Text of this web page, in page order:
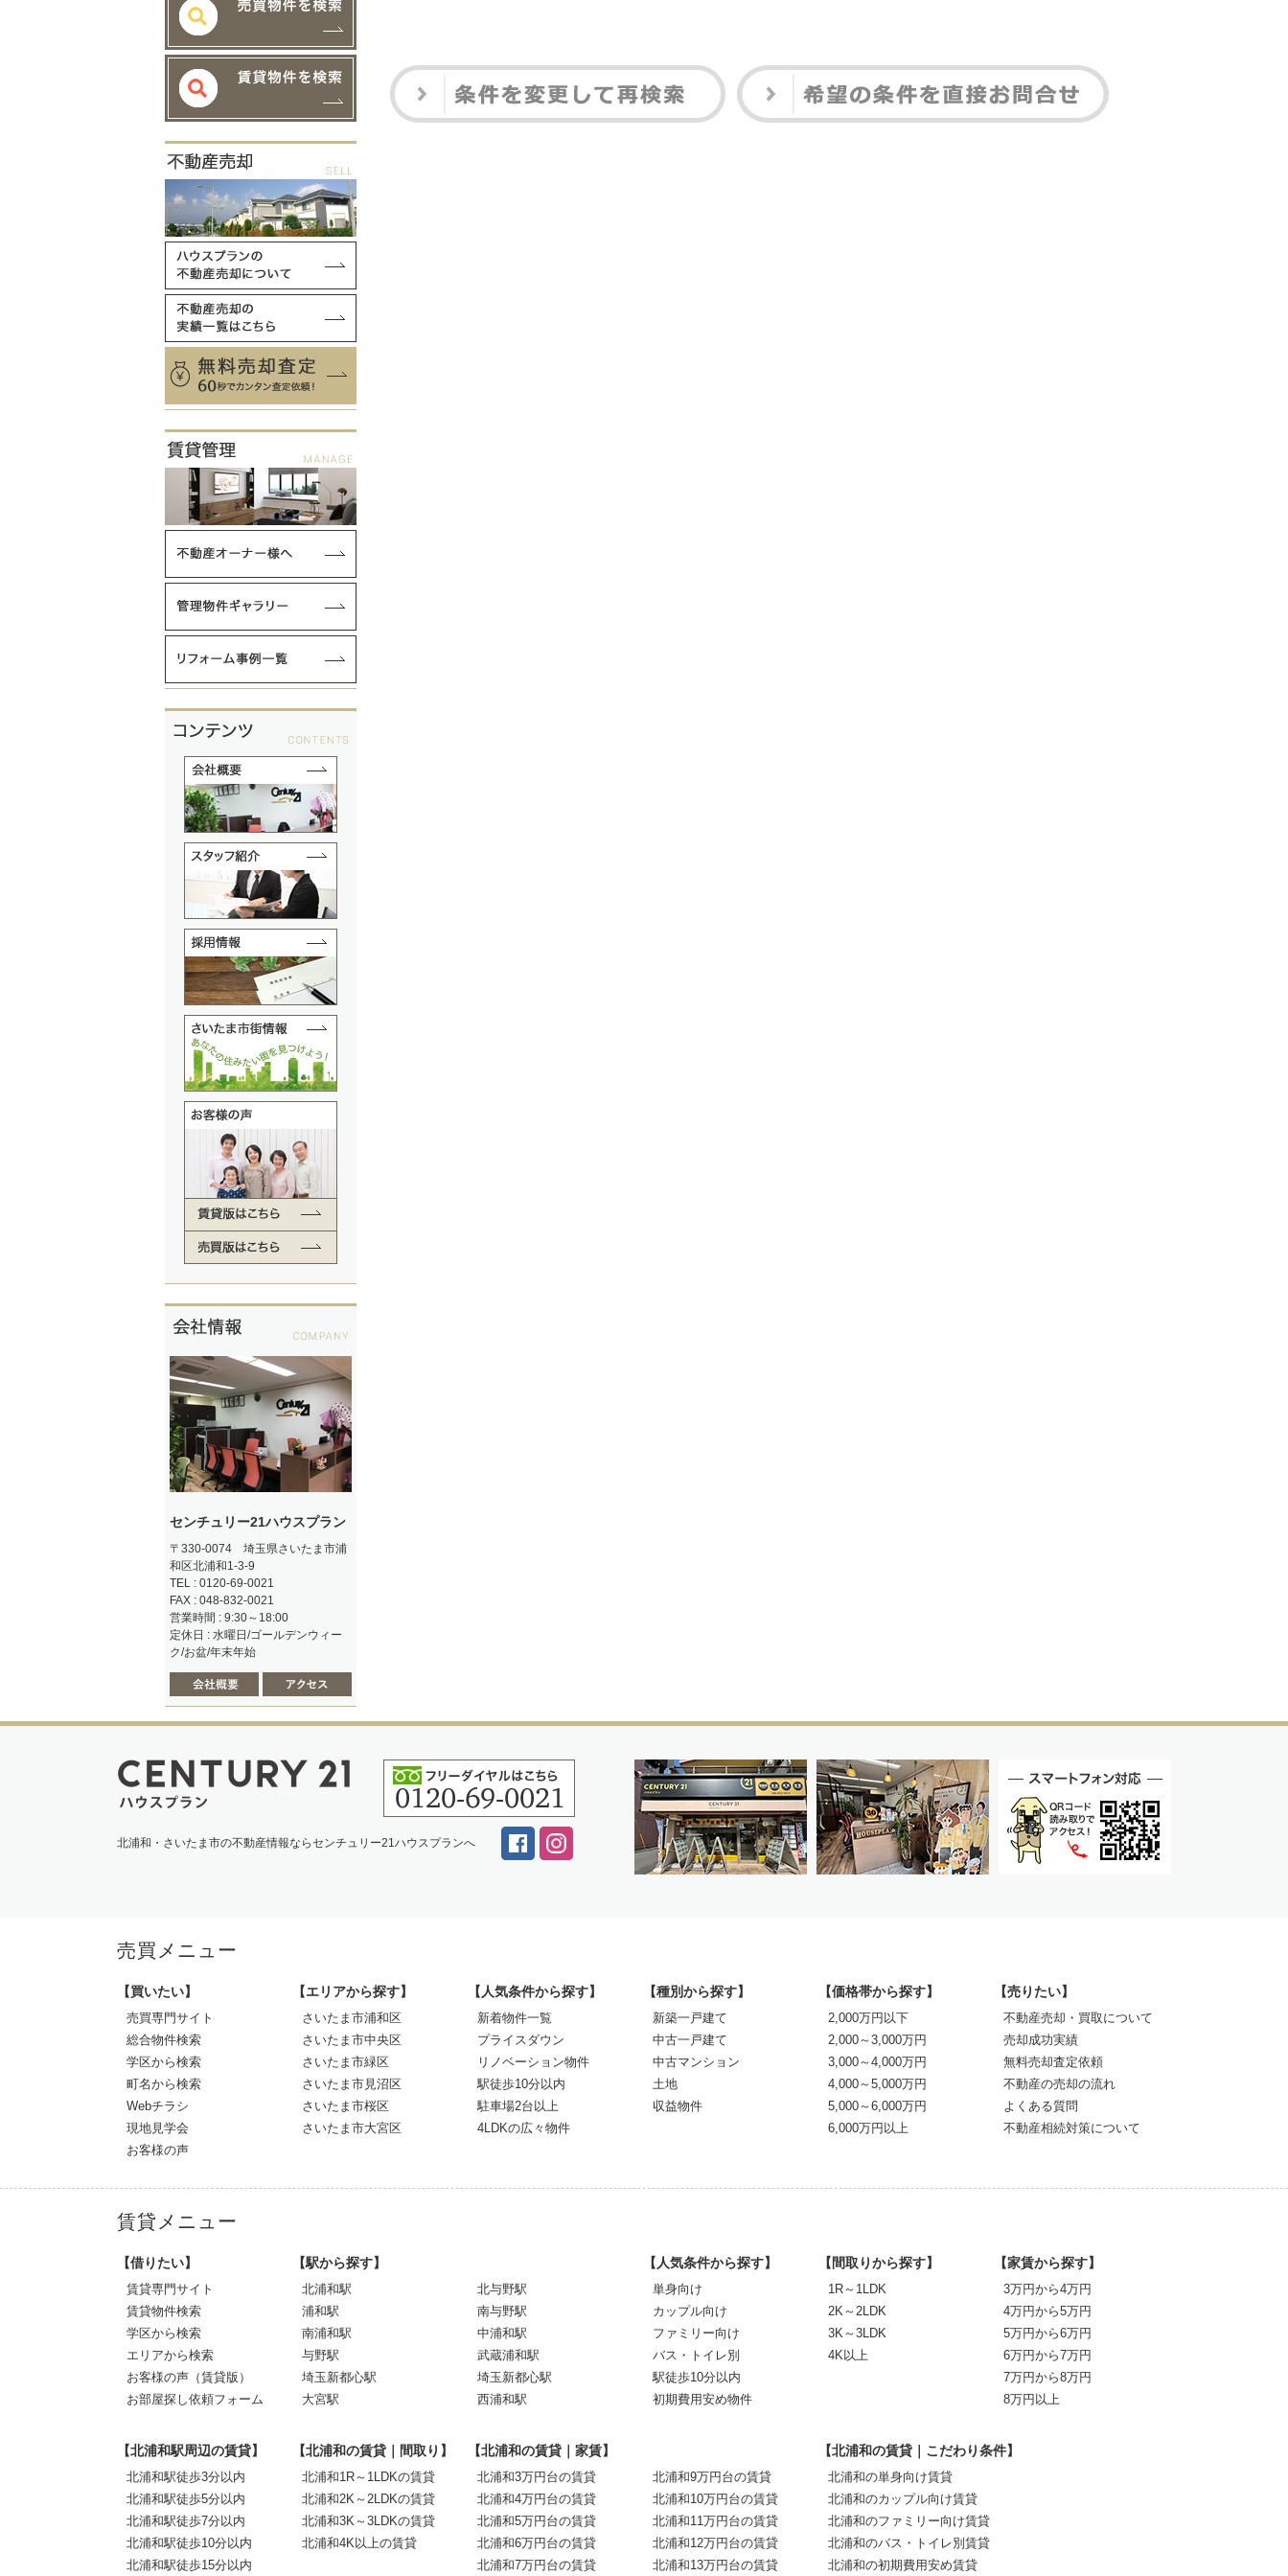
センチュリー21ハウスプラン
〒330-0074 埼玉県さいたま市浦
和区北浦和1-3-9
TEL : 0120-69-0021
FAX : 048-832-0021
営業時間 : 9:30～18:00
定休日 : 水曜日/ゴールデンウィー
ク/お盆/年末年始
北浦和・さいたま市の不動産情報ならセンチュリー21ハウスプランへ
売買メニュー
【買いたい】
売買専門サイト
総合物件検索
学区から検索
町名から検索
Webチラシ
現地見学会
お客様の声
【エリアから探す】
さいたま市浦和区
さいたま市中央区
さいたま市緑区
さいたま市見沼区
さいたま市桜区
さいたま市大宮区
【人気条件から探す】
新着物件一覧
プライスダウン
リノベーション物件
駅徒歩10分以内
駐車場2台以上
4LDKの広々物件
【種別から探す】
新築一戸建て
中古一戸建て
中古マンション
土地
収益物件
【価格帯から探す】
2,000万円以下
2,000～3,000万円
3,000～4,000万円
4,000～5,000万円
5,000～6,000万円
6,000万円以上
【売りたい】
不動産売却・買取について
売却成功実績
無料売却査定依頼
不動産の売却の流れ
よくある質問
不動産相続対策について
賃貸メニュー
【借りたい】
賃貸専門サイト
賃貸物件検索
学区から検索
エリアから検索
お客様の声（賃貸版）
お部屋探し依頼フォーム
【駅から探す】
北浦和駅
浦和駅
南浦和駅
与野駅
埼玉新都心駅
大宮駅
北与野駅
南与野駅
中浦和駅
武蔵浦和駅
埼玉新都心駅
西浦和駅
【人気条件から探す】
単身向け
カップル向け
ファミリー向け
バス・トイレ別
駅徒歩10分以内
初期費用安め物件
【間取りから探す】
1R～1LDK
2K～2LDK
3K～3LDK
4K以上
【家賃から探す】
3万円から4万円
4万円から5万円
5万円から6万円
6万円から7万円
7万円から8万円
8万円以上
【北浦和駅周辺の賃貸】
北浦和駅徒歩3分以内
北浦和駅徒歩5分以内
北浦和駅徒歩7分以内
北浦和駅徒歩10分以内
北浦和駅徒歩15分以内
【北浦和の賃貸｜間取り】
北浦和1R～1LDKの賃貸
北浦和2K～2LDKの賃貸
北浦和3K～3LDKの賃貸
北浦和4K以上の賃貸
【北浦和の賃貸｜家賃】
北浦和3万円台の賃貸
北浦和4万円台の賃貸
北浦和5万円台の賃貸
北浦和6万円台の賃貸
北浦和7万円台の賃貸
北浦和9万円台の賃貸
北浦和10万円台の賃貸
北浦和11万円台の賃貸
北浦和12万円台の賃貸
北浦和13万円台の賃貸
【北浦和の賃貸｜こだわり条件】
北浦和の単身向け賃貸
北浦和のカップル向け賃貸
北浦和のファミリー向け賃貸
北浦和のバス・トイレ別賃貸
北浦和の初期費用安め賃貸